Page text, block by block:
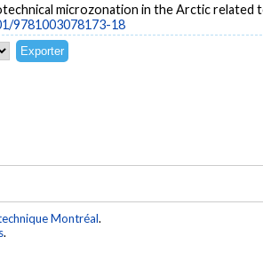
microzonation in the Arctic related
9781003078173-18
Montréal.
.